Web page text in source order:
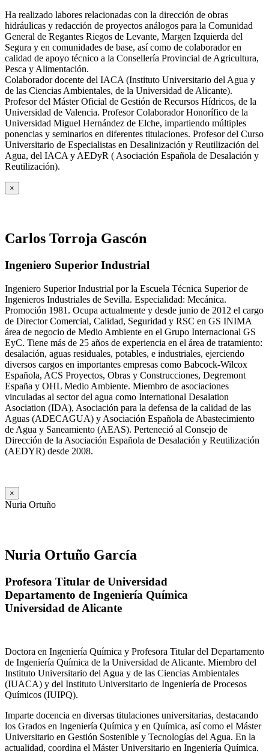
Ha realizado labores relacionadas con la dirección de obras
hidráulicas y redacción de proyectos análogos para la Comunidad
General de Regantes Riegos de Levante, Margen Izquierda del
Segura y en comunidades de base, así como de colaborador en
calidad de apoyo técnico a la Consellería Provincial de Agricultura,
Pesca y Alimentación.
Colaborador docente del IACA (Instituto Universitario del Agua y
de las Ciencias Ambientales, de la Universidad de Alicante).
Profesor del Máster Oficial de Gestión de Recursos Hídricos, de la
Universidad de Valencia. Profesor Colaborador Honorífico de la
Universidad Miguel Hernández de Elche, impartiendo múltiples
ponencias y seminarios en diferentes titulaciones. Profesor del Curso
Universitario de Especialistas en Desalinización y Reutilización del
Agua, del IACA y AEDyR ( Asociación Española de Desalación y
Reutilización).
×
Carlos Torroja Gascón
Ingeniero Superior Industrial
Ingeniero Superior Industrial por la Escuela Técnica Superior de
Ingenieros Industriales de Sevilla. Especialidad: Mecánica.
Promoción 1981. Ocupa actualmente y desde junio de 2012 el cargo
de Director Comercial, Calidad, Seguridad y RSC en GS INIMA
área de negocio de Medio Ambiente en el Grupo Internacional GS
EyC. Tiene más de 25 años de experiencia en el área de tratamiento:
desalación, aguas residuales, potables, e industriales, ejerciendo
diversos cargos en importantes empresas como Babcock-Wilcox
Española, ACS Proyectos, Obras y Construcciones, Degremont
España y OHL Medio Ambiente. Miembro de asociaciones
vinculadas al sector del agua como International Desalation
Asociation (IDA), Asociación para la defensa de la calidad de las
Aguas (ADECAGUA) y Asociación Española de Abastecimiento
de Agua y Saneamiento (AEAS). Perteneció al Consejo de
Dirección de la Asociación Española de Desalación y Reutilización
(AEDYR) desde 2008.
×
Nuria Ortuño
Nuria Ortuño García
Profesora Titular de Universidad
Departamento de Ingeniería Química
Universidad de Alicante
Doctora en Ingeniería Química y Profesora Titular del Departamento
de Ingeniería Química de la Universidad de Alicante. Miembro del
Instituto Universitario del Agua y de las Ciencias Ambientales
(IUACA) y del Instituto Universitario de Ingeniería de Procesos
Químicos (IUIPQ).
Imparte docencia en diversas titulaciones universitarias, destacando
los Grados en Ingeniería Química y en Química, así como el Máster
Universitario en Gestión Sostenible y Tecnologías del Agua. En la
actualidad, coordina el Máster Universitario en Ingeniería Química.